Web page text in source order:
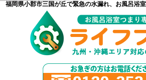
福岡県小郡市三国が丘で緊急の水漏れ、お風呂浴